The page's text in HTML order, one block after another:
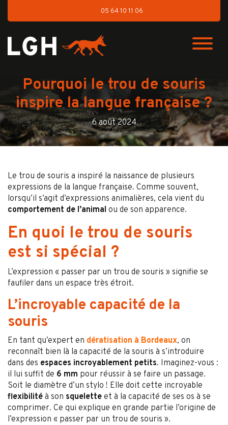
05 64 10 11 06
Pourquoi le trou de souris
inspire la langue française ?
6 août 2024
Le trou de souris a inspiré la naissance de plusieurs
expressions de la langue française. Comme souvent,
lorsqu’il s’agit d’expressions animalières, cela vient du
comportement de l’animal ou de son apparence.
En quoi le trou de souris
est si spécial ?
L’expression « passer par un trou de souris » signifie se
faufiler dans un espace très étroit.
L’incroyable capacité de la
souris
En tant qu’expert en dératisation à Bordeaux, on
reconnaît bien là la capacité de la souris à s’introduire
dans des espaces incroyablement petits. Imaginez-vous :
il lui suffit de 6 mm pour réussir à se faire un passage.
Soit le diamètre d’un stylo ! Elle doit cette incroyable
flexibilité à son squelette et à la capacité de ses os à se
comprimer. Ce qui explique en grande partie l’origine de
l’expression « passer par un trou de souris ».